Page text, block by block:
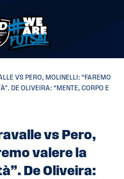
VS PERO, MOLINELLI: “FAREMO
DE OLIVEIRA: “MENTE, CORPO E
vs Pero,
valere la
De Oliveira: